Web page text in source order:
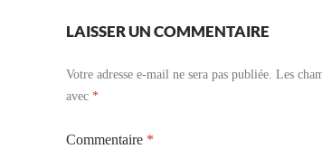
LAISSER UN COMMENTAIRE
Votre adresse e-mail ne sera pas publiée. Les
avec *
Commentaire *